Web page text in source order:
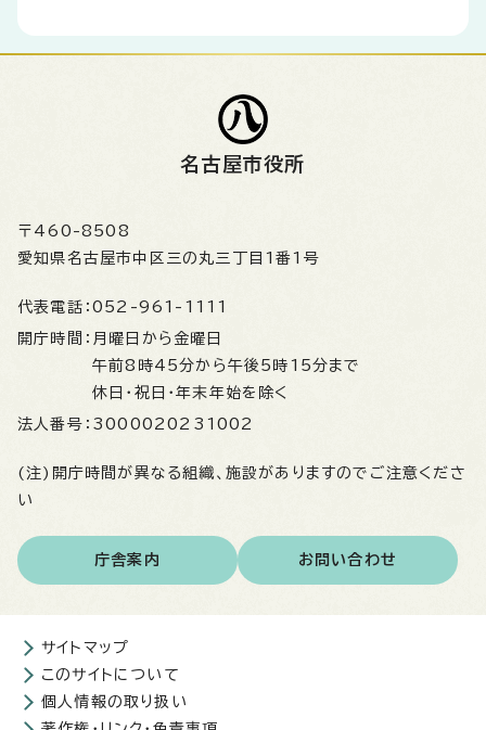
名古屋市役所
〒460-8508
愛知県名古屋市中区三の丸三丁目1番1号
代表電話： 052-961-1111
開庁時間： 月曜日から金曜日
午前8時45分から午後5時15分まで
休日・祝日・年末年始を除く
法人番号： 3000020231002
(注)開庁時間が異なる組織、施設がありますのでご注意くださ
い
庁舎案内 お問い合わせ
サイトマップ
このサイトについて
個人情報の取り扱い